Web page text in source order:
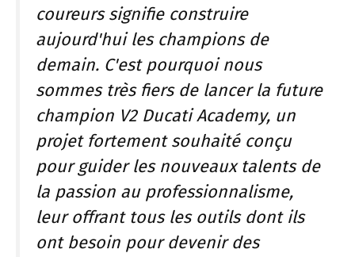
coureurs signifie construire
aujourd'hui les champions de
demain. C'est pourquoi nous
sommes très fiers de lancer la future
champion V2 Ducati Academy, un
projet fortement souhaité conçu
pour guider les nouveaux talents de
la passion au professionnalisme,
leur offrant tous les outils dont ils
ont besoin pour devenir des